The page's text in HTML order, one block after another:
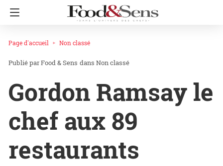
Page d'accueil Non classé
Food & Sens dans Non classé
Gordon Ramsay le
chef aux 89
restaurants